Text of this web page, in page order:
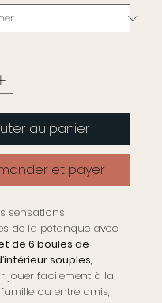
au panier
et payer
sensations
de la pétanque avec
de 6 boules de
souples,
jouer facilement à la
ou entre amis,